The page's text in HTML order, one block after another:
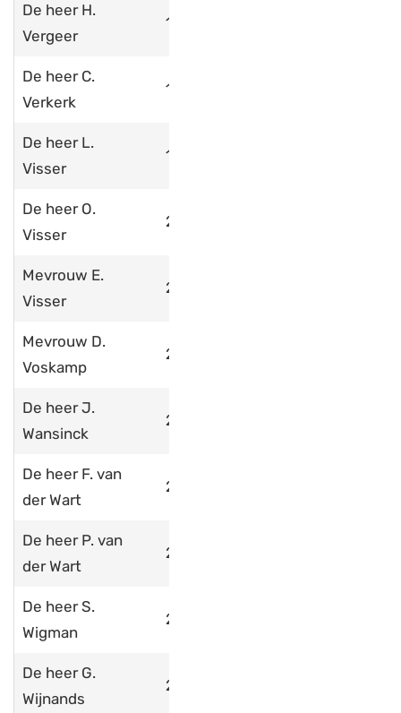
De heer H.
Vergeer
1985
De heer C.
Verkerk
1966
De heer L.
Visser
1989
De heer O.
Visser
2012
Mevrouw E.
Visser
2018
Mevrouw D.
Voskamp
2022
De heer J.
Wansinck
2012
De heer F. van
der Wart
2014
De heer P. van
der Wart
2017
De heer S.
Wigman
2024
De heer G.
Wijnands
2020